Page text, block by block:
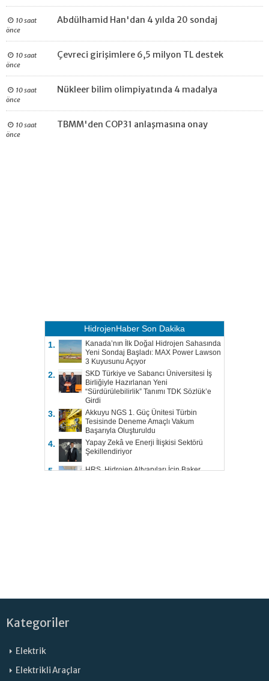
10 saat
önce
Abdülhamid Han'dan 4 yılda 20 sondaj
10 saat
önce
Çevreci girişimlere 6,5 milyon TL destek
10 saat
önce
Nükleer bilim olimpiyatında 4 madalya
10 saat
önce
TBMM'den COP31 anlaşmasına onay
HidrojenHaber Son Dakika
1.
Kanada’nın İlk Doğal Hidrojen Sahasında
Yeni Sondaj Başladı: MAX Power Lawson
3 Kuyusunu Açıyor
2.
SKD Türkiye ve Sabancı Üniversitesi İş
Birliğiyle Hazırlanan Yeni
“Sürdürülebilirlik” Tanımı TDK Sözlük’e
Girdi
3.
Akkuyu NGS 1. Güç Ünitesi Türbin
Tesisinde Deneme Amaçlı Vakum
Başarıyla Oluşturuldu
4.
Yapay Zekâ ve Enerji İlişkisi Sektörü
Şekillendiriyor
5.
HRS, Hidrojen Altyapıları İçin Baker
Kategoriler
Elektrik
Elektrikli Araçlar